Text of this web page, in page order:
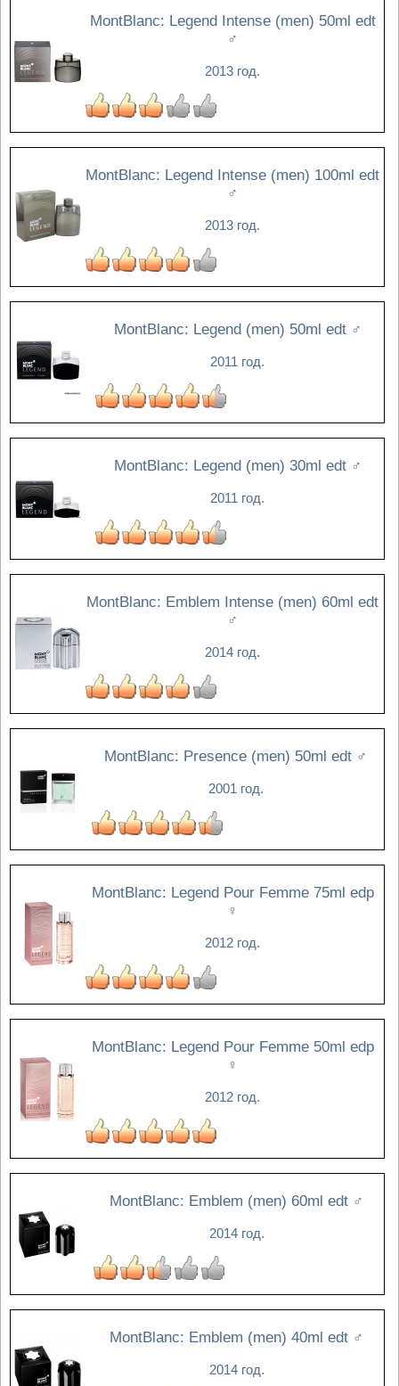
MontBlanc: Legend Intense (men) 50ml edt
♂
2013 год.
MontBlanc: Legend Intense (men) 100ml edt
♂
2013 год.
MontBlanc: Legend (men) 50ml edt ♂
2011 год.
MontBlanc: Legend (men) 30ml edt ♂
2011 год.
MontBlanc: Emblem Intense (men) 60ml edt
♂
2014 год.
MontBlanc: Presence (men) 50ml edt ♂
2001 год.
MontBlanc: Legend Pour Femme 75ml edp
♀
2012 год.
MontBlanc: Legend Pour Femme 50ml edp
♀
2012 год.
MontBlanc: Emblem (men) 60ml edt ♂
2014 год.
MontBlanc: Emblem (men) 40ml edt ♂
2014 год.